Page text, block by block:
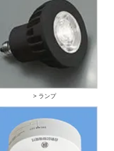
> ランプ